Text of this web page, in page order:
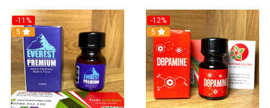
-11%
5
-12%
5